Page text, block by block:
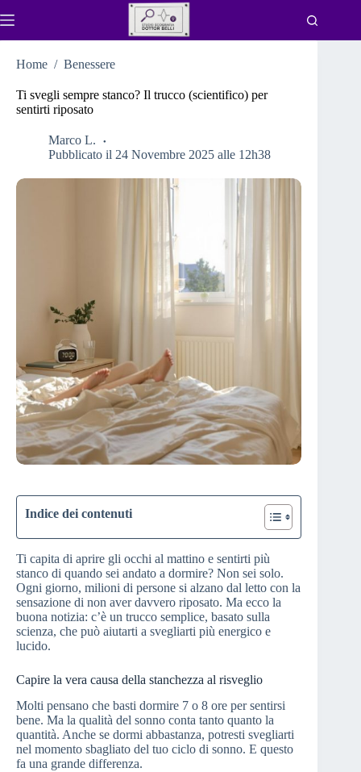
al
Home / Benessere
Ti svegli sempre stanco? Il trucco (scientifico) per
sentirti riposato
Marco L.
Pubblicato il 24 Novembre 2025 alle 12h38
Indice dei contenuti
Ti capita di aprire gli occhi al mattino e sentirti più
stanco di quando sei andato a dormire? Non sei solo.
Ogni giorno, milioni di persone si alzano dal letto con la
sensazione di non aver davvero riposato. Ma ecco la
buona notizia: c’è un trucco semplice, basato sulla
scienza, che può aiutarti a svegliarti più energico e
lucido.
Capire la vera causa della stanchezza al risveglio
Molti pensano che basti dormire 7 o 8 ore per sentirsi
bene. Ma la qualità del sonno conta tanto quanto la
quantità. Anche se dormi abbastanza, potresti svegliarti
nel momento sbagliato del tuo ciclo di sonno. E questo
fa una grande differenza.